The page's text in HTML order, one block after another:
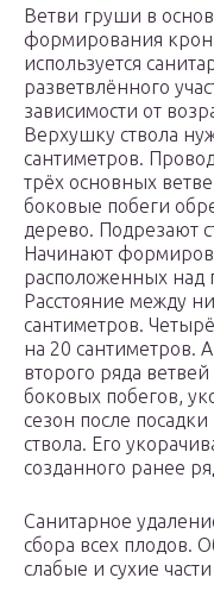
Ветви груши в
формирования
используется
разветвлённого
зависимости от
Верхушку ствола
сантиметров.
трёх основных
боковые побеги
дерево. Подрезают
Начинают
расположенных
Расстояние между
сантиметров.
на 20 сантиметров.
второго ряда ветвей
боковых побегов,
сезон после
ствола. Его
созданного ранее
Санитарное
сбора всех плодов.
слабые и сухие